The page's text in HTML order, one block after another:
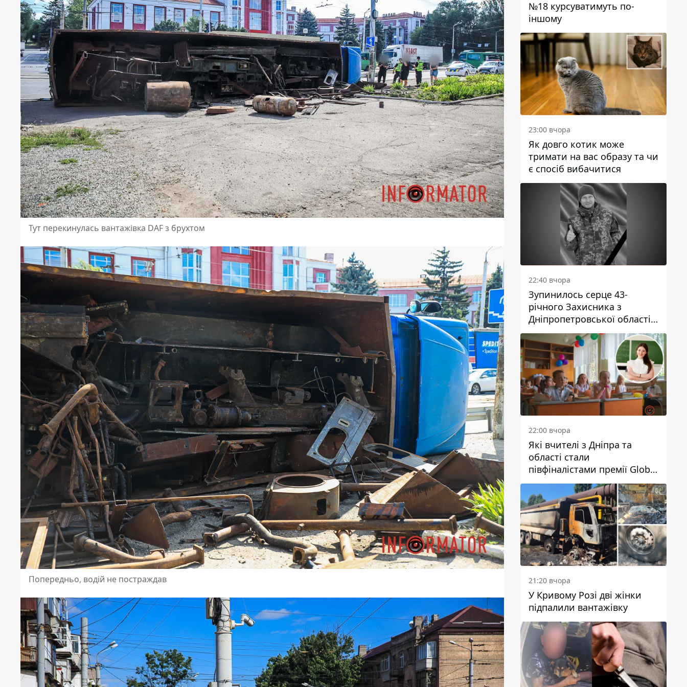
Тут перекинулась вантажівка DAF з брухтом
Попередньо, водій не постраждав
№18 курсуватимуть по-
іншому
23:00 вчора
Як довго котик може
тримати на вас образу та чи
є спосіб вибачитися
22:40 вчора
Зупинилось серце 43-
річного Захисника з
Дніпропетровської області
Євгена Зінченка
22:00 вчора
Які вчителі з Дніпра та
області стали
півфіналістами премії Global
Teacher Prize Ukraine 2026
21:20 вчора
У Кривому Розі дві жінки
підпалили вантажівку